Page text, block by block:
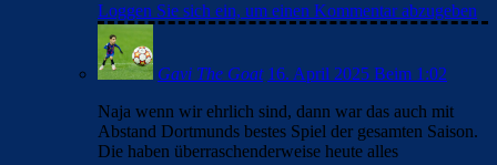
Loggen Sie sich ein, um einen Kommentar abzugeben
Gavi The Goat 16. April 2025 Beim 1:02
Naja wenn wir ehrlich sind, dann war das auch mit
Abstand Dortmunds bestes Spiel der gesamten Saison.
Die haben überraschenderweise heute alles